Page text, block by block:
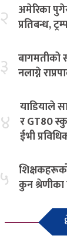
२ अमेरिका
प्रतिबन्ध,
३ बागमतीको
नलाग्ने
४
याडियाले
र GT80
ईभी
५ कुन